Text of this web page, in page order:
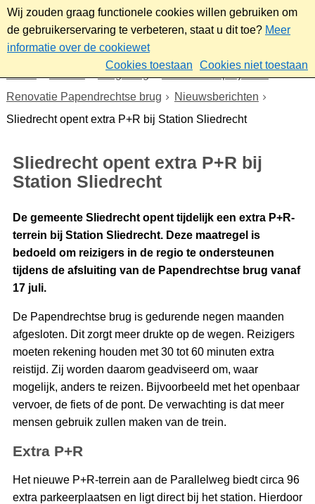
Wij zouden graag functionele cookies willen gebruiken om
de gebruikerservaring te verbeteren, staat u dit toe? Meer
informatie over de cookiewet
Cookies toestaan
Cookies niet toestaan
Omgeving
Plannen en projecten
Renovatie Papendrechtse brug
Nieuwsberichten
Sliedrecht opent extra P+R bij Station Sliedrecht
Sliedrecht opent extra P+R bij
Station Sliedrecht
De gemeente Sliedrecht opent tijdelijk een extra P+R-
terrein bij Station Sliedrecht. Deze maatregel is
bedoeld om reizigers in de regio te ondersteunen
tijdens de afsluiting van de Papendrechtse brug vanaf
17 juli.
De Papendrechtse brug is gedurende negen maanden
afgesloten. Dit zorgt meer drukte op de wegen. Reizigers
moeten rekening houden met 30 tot 60 minuten extra
reistijd. Zij worden daarom geadviseerd om, waar
mogelijk, anders te reizen. Bijvoorbeeld met het openbaar
vervoer, de fiets of de pont. De verwachting is dat meer
mensen gebruik zullen maken van de trein.
Extra P+R
Het nieuwe P+R-terrein aan de Parallelweg biedt circa 96
extra parkeerplaatsen en ligt direct bij het station. Hierdoor